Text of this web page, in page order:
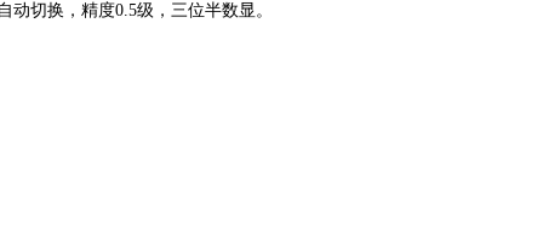
切换，精度0.5级，三位半数显。